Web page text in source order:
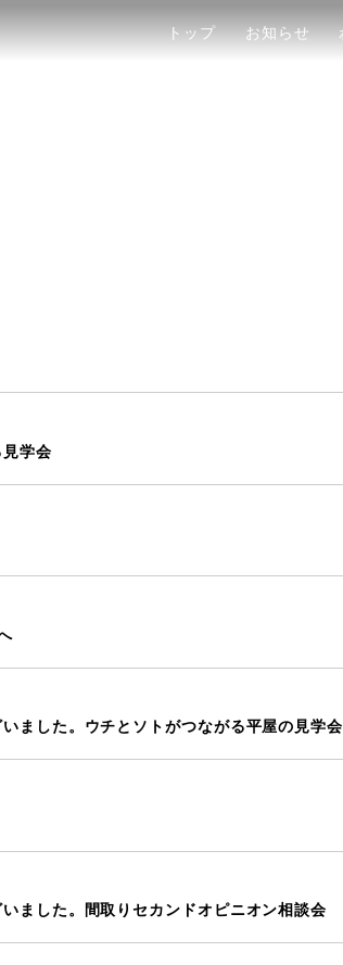
トップ お知らせ
学会
場ありがとうござい
ました。間取りセカンドオピニオン相談会